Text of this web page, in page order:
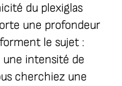
du plexiglas
une profondeur
le sujet :
une intensité de
cherchiez une